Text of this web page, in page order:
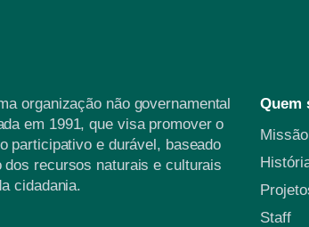
organização não governamental
em 1991, que visa promover o
participativo e durável, baseado
dos recursos naturais e culturais
cidadania.
Quem
Staff